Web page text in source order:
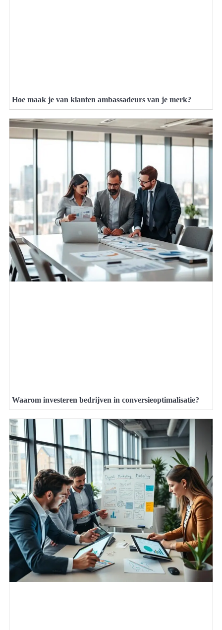
Hoe maak je van klanten ambassadeurs van je merk?
Waarom investeren bedrijven in conversieoptimalisatie?